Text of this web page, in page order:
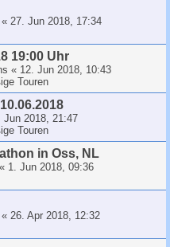
« 27. Jun 2018, 17:34
19:00 Uhr
« 12. Jun 2018, 10:43
Touren
Jun 2018, 21:47
Touren
in Oss, NL
« 1. Jun 2018, 09:36
« 26. Apr 2018, 12:32